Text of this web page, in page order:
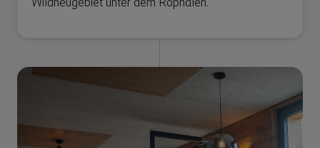
Wildheugebiet unter dem Rophaien.